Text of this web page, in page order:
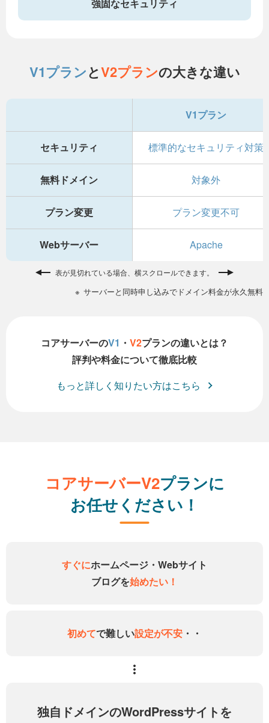
強固なセキュリティ
V1プランとV2プランの大きな違い
V1プラン
セキュリティ 標準的なセキュリティ対策
無料ドメイン 対象外
プラン変更 プラン変更不可
Webサーバー Apache
表が見切れている場合、横スクロールできます。
サーバーと同時申し込みでドメイン料金が永久無料
コアサーバーのV1 ・ V2プランの違いとは？
評判や料金について徹底比較
もっと詳しく知りたい方はこちら
コアサーバーV2プランに
お任せください！
すぐにホームページ・Webサイト
ブログを始めたい！
初めてで難しい設定が不安 ・・
独自ドメインのWordPressサイトを